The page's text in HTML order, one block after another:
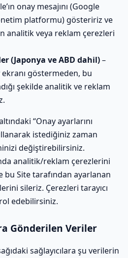
onay mesajını (Google
platformu) gösteririz ve
analitik veya reklam çerezleri
(Japonya ve ABD dahil)–
göstermeden, bu
şekilde analitik ve reklam
“Onay ayarlarını
istediğiniz zaman
değiştirebilirsiniz.
analitik/reklam çerezlerini
bu Site tarafından ayarlanan
sileriz. Çerezleri tarayıcı
edebilirsiniz.
Gönderilen Veriler
sağlayıcılara şu verilerin